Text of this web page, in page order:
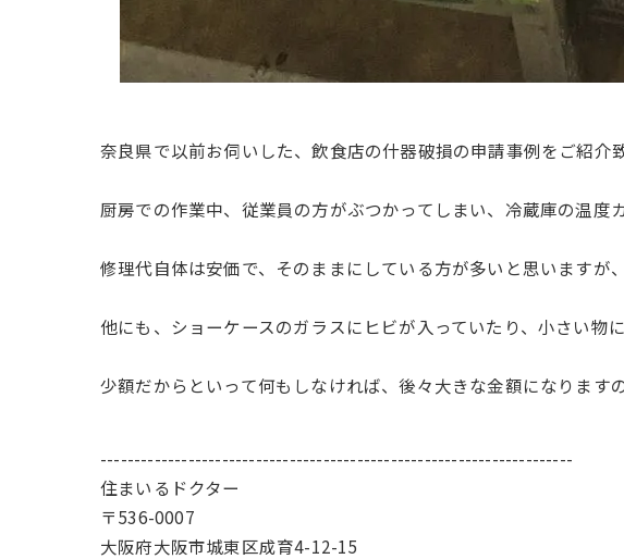
奈良県で以前お伺いした、飲食店の什器破損の申請事例をご紹介致
厨房での作業中、従業員の方がぶつかってしまい、冷蔵庫の温度
修理代自体は安価で、そのままにしている方が多いと思いますが
他にも、ショーケースのガラスにヒビが入っていたり、小さい物
少額だからといって何もしなければ、後々大きな金額になります
----------------------------------------------------------------------
住まいるドクター
〒536-0007
大阪府大阪市城東区成育4-12-15